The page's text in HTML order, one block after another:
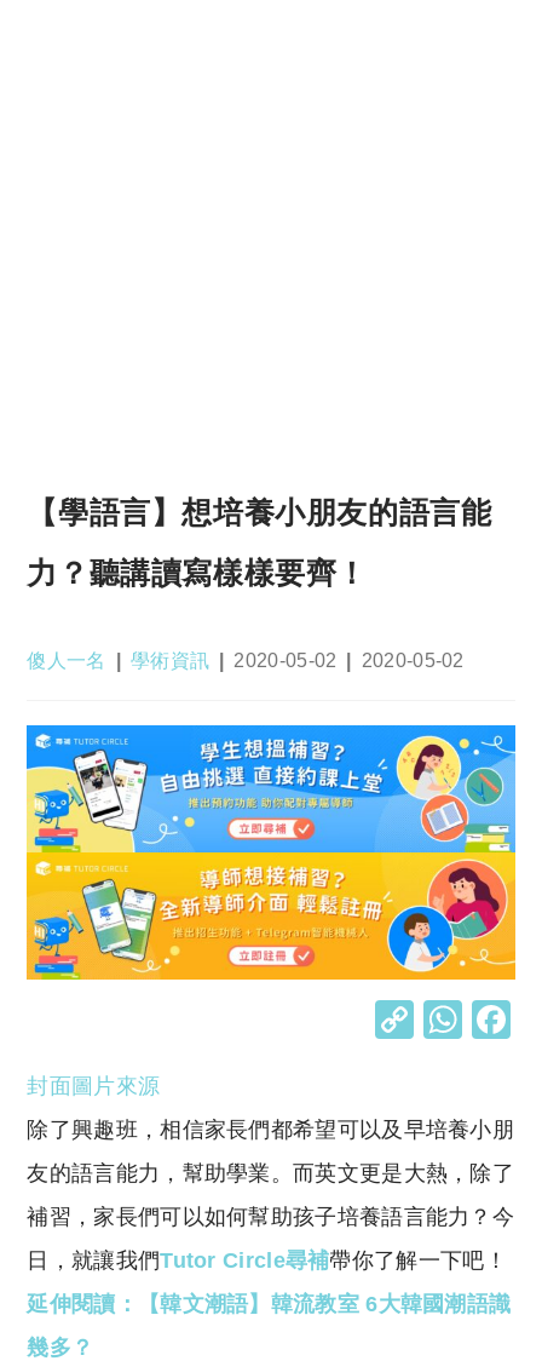
【學語言】想培養小朋友的語言能
力？聽講讀寫樣樣要齊！
Post
傻人一名
Post
學術資訊
Post
2020-05-02
Post
2020-05-02
C
y
Li
n
k
W
s
A
p
p
封面圖片來源
除了興趣班，相信家長們都希望可以及早培養小朋
友的語言能力，幫助學業。而英文更是大熱，除了
補習，家長們可以如何幫助孩子培養語言能力？今
日，就讓我們Tutor Circle尋補帶你了解一下吧！
延伸閱讀：【韓文潮語】韓流教室 6大韓國潮語識
幾多？